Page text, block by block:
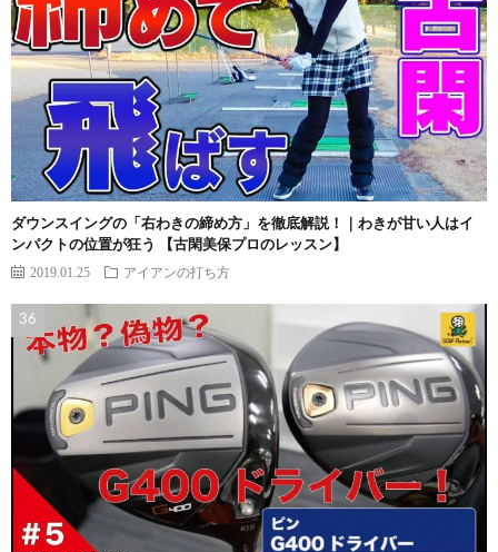
ダウンスイングの「右わきの締め方」を徹底解説！｜わきが甘い人はイ
ンパクトの位置が狂う 【古閑美保プロのレッスン】
2019.01.25 アイアンの打ち方